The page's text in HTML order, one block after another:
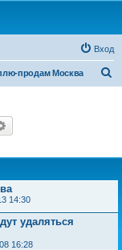
Вход
продам Москва
14:30
удаляться
16:28